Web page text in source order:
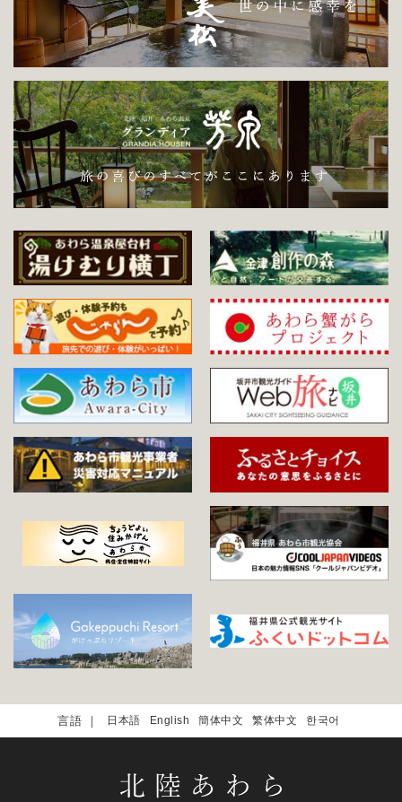
日本語 English 簡体中文 繁体中文 한국어